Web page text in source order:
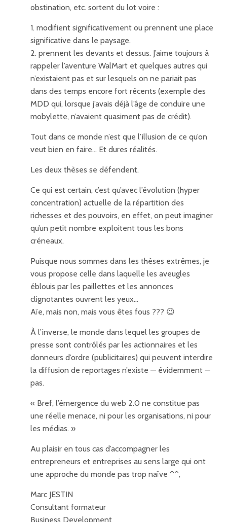
obstination, etc. sortent du lot voire :
1. modifient significativement ou prennent une place
significative dans le paysage.
2. prennent les devants et dessus. J’aime toujours à
rappeler l’aventure WalMart et quelques autres qui
n’existaient pas et sur lesquels on ne pariait pas
dans des temps encore fort récents (exemple des
MDD qui, lorsque j’avais déjà l’âge de conduire une
mobylette, n’avaient quasiment pas de crédit).
Tout dans ce monde n’est que l’illusion de ce qu’on
veut bien en faire… Et dures réalités.
Les deux thèses se défendent.
Ce qui est certain, c’est qu’avec l’évolution (hyper
concentration) actuelle de la répartition des
richesses et des pouvoirs, en effet, on peut imaginer
qu’un petit nombre exploitent tous les bons
créneaux.
Puisque nous sommes dans les thèses extrêmes, je
vous propose celle dans laquelle les aveugles
éblouis par les paillettes et les annonces
clignotantes ouvrent les yeux…
Aïe, mais non, mais vous êtes fous ??? 😉
À l’inverse, le monde dans lequel les groupes de
presse sont contrôlés par les actionnaires et les
donneurs d’ordre (publicitaires) qui peuvent interdire
la diffusion de reportages n’existe — évidemment —
pas.
« Bref, l’émergence du web 2.0 ne constitue pas
une réelle menace, ni pour les organisations, ni pour
les médias. »
Au plaisir en tous cas d’accompagner les
entrepreneurs et entreprises au sens large qui ont
une approche du monde pas trop naïve ^^,
Marc JESTIN
Consultant formateur
Business Development